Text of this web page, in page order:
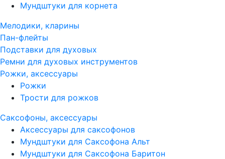
Мундштуки для корнета
Мелодики, кларины
Пан-флейты
Подставки для духовых
Ремни для духовых инструментов
Рожки, аксессуары
Рожки
Трости для рожков
Саксофоны, аксессуары
Аксессуары для саксофонов
Мундштуки для Саксофона Альт
Мундштуки для Саксофона Баритон